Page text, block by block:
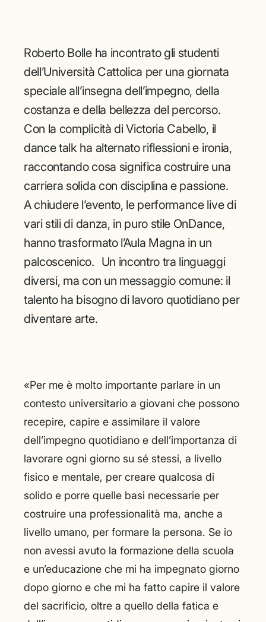
Roberto Bolle ha incontrato gli studenti
dell’Università Cattolica per una giornata
speciale all’insegna dell’impegno, della
costanza e della bellezza del percorso.
Con la complicità di Victoria Cabello, il
dance talk ha alternato riflessioni e ironia,
raccontando cosa significa costruire una
carriera solida con disciplina e passione.
A chiudere l’evento, le performance live di
vari stili di danza, in puro stile OnDance,
hanno trasformato l’Aula Magna in un
palcoscenico. Un incontro tra linguaggi
diversi, ma con un messaggio comune: il
talento ha bisogno di lavoro quotidiano per
diventare arte.
«Per me è molto importante parlare in un
contesto universitario a giovani che possono
recepire, capire e assimilare il valore
dell’impegno quotidiano e dell’importanza di
lavorare ogni giorno su sé stessi, a livello
fisico e mentale, per creare qualcosa di
solido e porre quelle basi necessarie per
costruire una professionalità ma, anche a
livello umano, per formare la persona. Se io
non avessi avuto la formazione della scuola
e un’educazione che mi ha impegnato giorno
dopo giorno e che mi ha fatto capire il valore
del sacrificio, oltre a quello della fatica e